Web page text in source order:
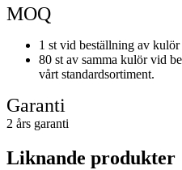
MOQ
1 st vid beställning av
80 st av samma kulör vid
vårt standardsortiment.
Garanti
2 års garanti
Liknande produkter